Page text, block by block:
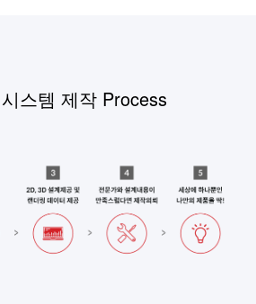
시스템 제작 Process